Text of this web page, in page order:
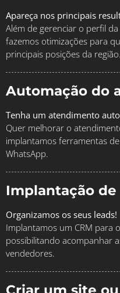
Apareça nos principais
Além de gerenciar o perfil
fazemos otimizações para
principais posições da região.
Automação do
Tenha um atendimento
Quer melhorar o
implantamos ferramentas
WhatsApp.
Implantação de
Organizamos os seus leads!
Implantamos um CRM para
possibilitando acompanhar
vendedores.